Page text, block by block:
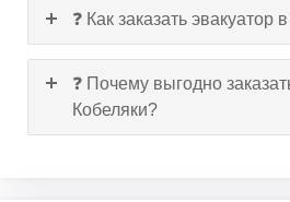
❓ Как заказать эвакуатор
❓ Почему выгодно
Кобеляки?